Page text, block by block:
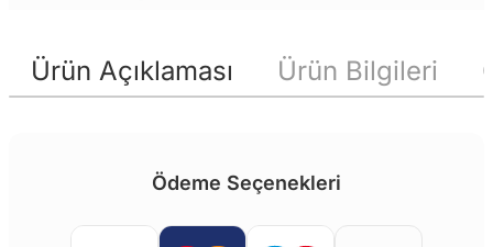
Ürün Açıklaması Ürün Bilgileri
Ödeme Seçenekleri